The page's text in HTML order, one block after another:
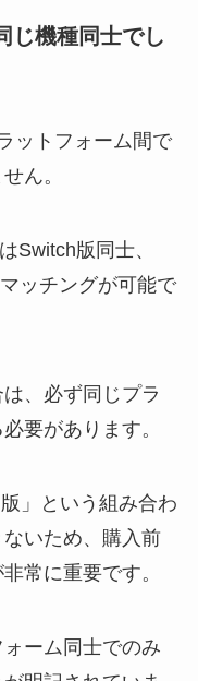
じ機種同士でし
ットフォーム間で
ん。
Switch版同士、
ッチングが可能で
、必ず同じプラ
要があります。
」という組み合わ
いため、購入前
常に重要です。
ーム同士でのみ